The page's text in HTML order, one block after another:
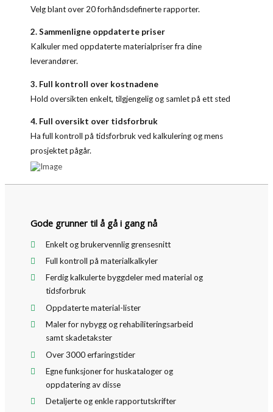
Velg blant over 20 forhåndsdefinerte rapporter.
2. Sammenligne oppdaterte priser
Kalkuler med oppdaterte materialpriser fra dine
leverandører.
3. Full kontroll over kostnadene
Hold oversikten enkelt, tilgjengelig og samlet på ett sted
4. Full oversikt over tidsforbruk
Ha full kontroll på tidsforbruk ved kalkulering og mens
prosjektet pågår.
Gode grunner til å gå i gang nå
Enkelt og brukervennlig grensesnitt
Full kontroll på materialkalkyler
Ferdig kalkulerte byggdeler med material og
tidsforbruk
Oppdaterte material-lister
Maler for nybygg og rehabiliteringsarbeid
samt skadetakster
Over 3000 erfaringstider
Egne funksjoner for huskataloger og
oppdatering av disse
Detaljerte og enkle rapportutskrifter